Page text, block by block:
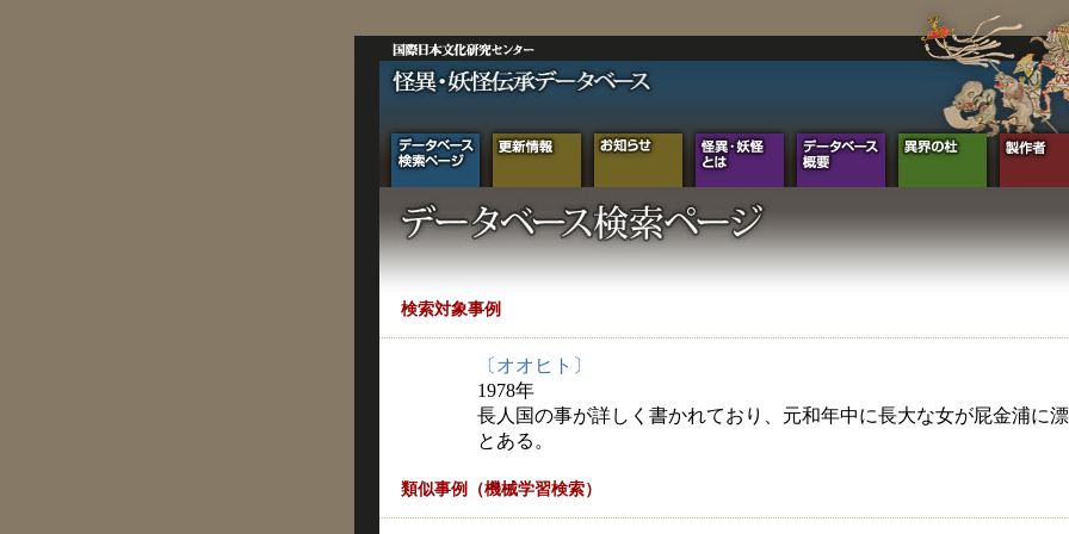
検索対象事例
〔オオヒト〕
1978年
長人国の事が詳しく書かれており、元和年中に長大な女が屁金浦に
とある。
類似事例（機械学習検索）